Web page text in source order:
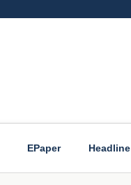
EPaper Headline